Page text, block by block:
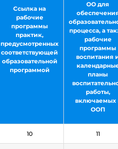
Ссылка на
рабочие
программы
практик,
предусмотренных
соответствующей
образовательной
программой
ОО для
процесса, а
рабочие
программы
воспитания
планы
работы,
включаемых
ООП
10 11